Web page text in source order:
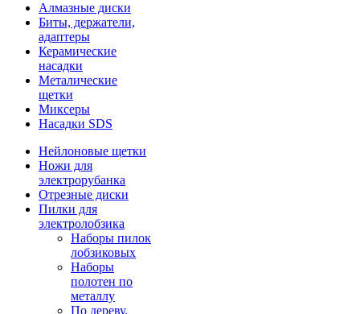
Алмазные диски
Биты, держатели,
адаптеры
Керамические
насадки
Металические
щетки
Миксеры
Насадки SDS
Нейлоновые щетки
Ножи для
электрорубанка
Отрезные диски
Пилки для
электролобзика
Наборы пилок
лобзиковых
Наборы
полотен по
металлу
По дереву,